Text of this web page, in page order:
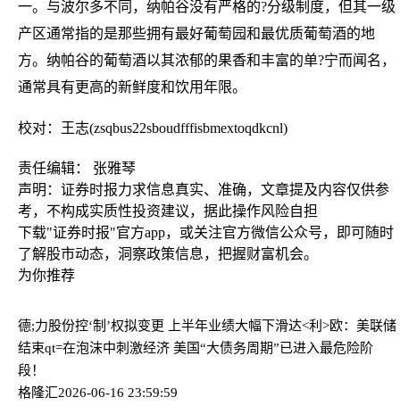
一。与波尔多不同，纳帕谷没有严格的?分级制度，但其一级
产区通常指的是那些拥有最好葡萄园和最优质葡萄酒的地
方。纳帕谷的葡萄酒以其浓郁的果香和丰富的单?宁而闻名，
通常具有更高的新鲜度和饮用年限。
校对：王志(zsqbus22sboudfffisbmextoqdkcnl)
责任编辑： 张雅琴
声明：证券时报力求信息真实、准确，文章提及内容仅供参
考，不构成实质性投资建议，据此操作风险自担
下载"证券时报"官方app，或关注官方微信公众号，即可随时
了解股市动态，洞察政策信息，把握财富机会。
为你推荐
德;力股份控‘制’权拟变更 上半年业绩大幅下滑达<利>欧：美联储
结束qt=在泡沫中刺激经济 美国“大债务周期”已进入最危险阶
段！
格隆汇2026-06-16 23:59:59